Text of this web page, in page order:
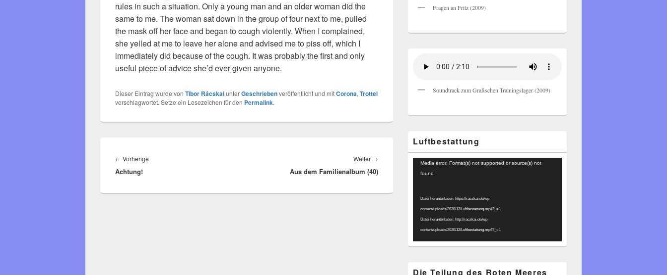
rules in such a situation. Only a young man and an older woman did the
same to me. The woman sat down in the group of four next to me, pulled
the mask off her face and began to cough violently. When I complained,
she yelled at me to leave her alone and advised me to piss off, which I
immediately did because of the cough. It was probably the first and only
useful piece of advice she’d ever given anyone.
Dieser Eintrag wurde von Tibor RácskaiunterGeschriebenveröffentlicht und mitCorona, Trottel
verschlagwortet. Setze ein Lesezeichen für den Permalink.
← Vorherige
Achtung!
Weiter →
Beitrag:
Aus dem Familienalbum (40)
Fragen an Fritz (2009)
Soundtrack zum Grafischen Trainingslager (2009)
Luftbestattung
Video-
Player
Media error: Format(s) not supported or source(s) not
found
Datei herunterladen: https://racskai.de/wp-
content/uploads/2020/12/Luftbestattung.mp4?_=1
Datei herunterladen: http://racskai.de/wp-
content/uploads/2020/12/Luftbestattung.mp4?_=1
Die Teilung des Roten Meeres